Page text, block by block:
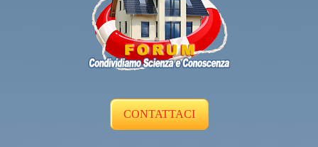
CONTATTACI